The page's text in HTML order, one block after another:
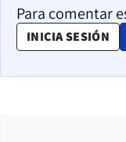
Para comentar
INICIA SESIÓN